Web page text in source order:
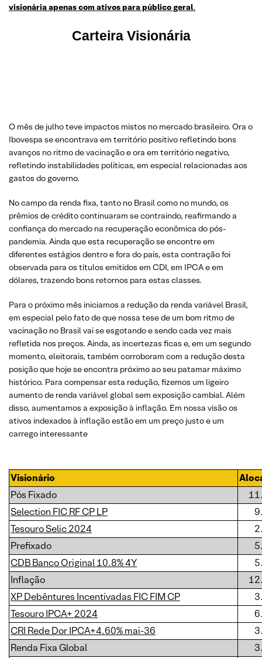
visionária apenas com ativos para público geral.
Carteira Visionária
O mês de julho teve impactos mistos no mercado brasileiro. Ora o
Ibovespa se encontrava em território positivo refletindo bons
avanços no ritmo de vacinação e ora em território negativo,
refletindo instabilidades políticas, em especial relacionadas aos
gastos do governo.
No campo da renda fixa, tanto no Brasil como no mundo, os
prêmios de crédito continuaram se contraindo, reafirmando a
confiança do mercado na recuperação econômica do pós-
pandemia. Ainda que esta recuperação se encontre em
diferentes estágios dentro e fora do país, esta contração foi
observada para os títulos emitidos em CDI, em IPCA e em
dólares, trazendo bons retornos para estas classes.
Para o próximo mês iniciamos a redução da renda variável Brasil,
em especial pelo fato de que nossa tese de um bom ritmo de
vacinação no Brasil vai se esgotando e sendo cada vez mais
refletida nos preços. Ainda, as incertezas ficas e, em um segundo
momento, eleitorais, também corroboram com a redução desta
posição que hoje se encontra próximo ao seu patamar máximo
histórico. Para compensar esta redução, fizemos um ligeiro
aumento de renda variável global sem exposição cambial. Além
disso, aumentamos a exposição à inflação. Em nossa visão os
ativos indexados à inflação estão em um preço justo e um
carrego interessante
Visionário
Pós Fixado
Selection FIC RF CP LP
Tesouro Selic 2024
Prefixado
CDB Banco Original 10.8% 4Y
Inflação
XP Debêntures Incentivadas FIC FIM CP
Tesouro IPCA+ 2024
CRI Rede Dor IPCA+4.60% mai-36
Renda Fixa Global